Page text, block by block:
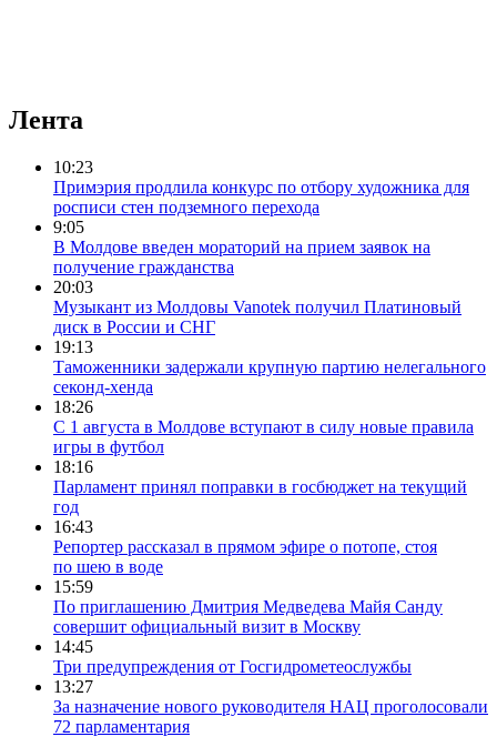
Лента
10:23
Примэрия продлила конкурс по отбору художника для
росписи стен подземного перехода
9:05
В Молдове введен мораторий на прием заявок на
получение гражданства
20:03
Музыкант из Молдовы Vanotek получил Платиновый
диск в России и СНГ
19:13
Таможенники задержали крупную партию нелегального
секонд-хенда
18:26
С 1 августа в Молдове вступают в силу новые правила
игры в футбол
18:16
Парламент принял поправки в госбюджет на текущий
год
16:43
Репортер рассказал в прямом эфире о потопе, стоя
по шею в воде
15:59
По приглашению Дмитрия Медведева Майя Санду
совершит официальный визит в Москву
14:45
Три предупреждения от Госгидрометеослужбы
13:27
За назначение нового руководителя НАЦ проголосовали
72 парламентария